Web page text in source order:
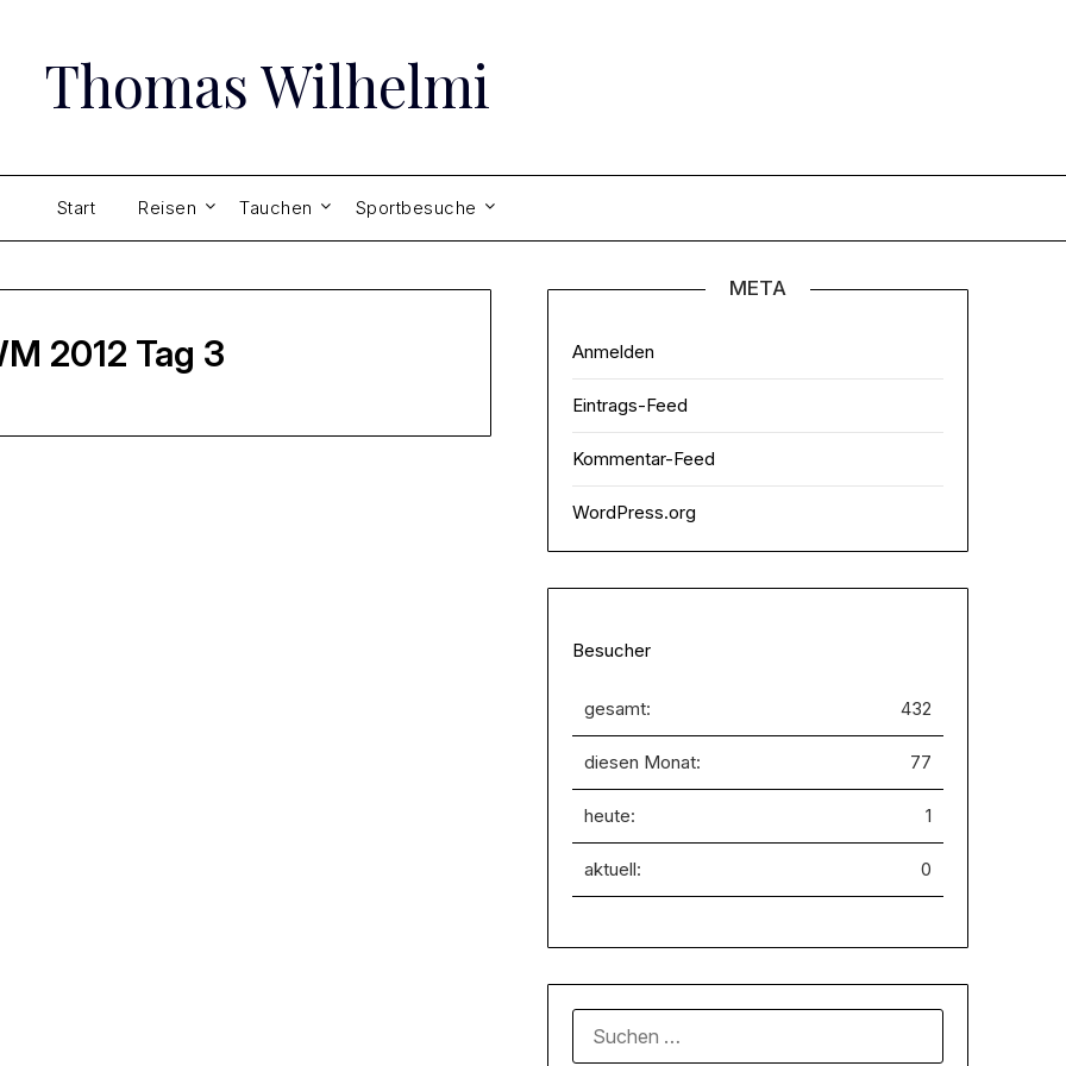
Thomas Wilhelmi
Start Reisen Tauchen Sportbesuche
2012 Tag 3
META
Anmelden
Eintrags-Feed
Kommentar-Feed
WordPress.org
Besucher
gesamt: 432
diesen Monat: 77
heute: 1
aktuell: 0
NACH: